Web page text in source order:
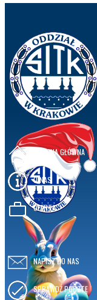
STRONA GŁÓWNA
O NAS
OFERTA
NAPISZ DO NAS
SPRAWDŹ POCZTĘ